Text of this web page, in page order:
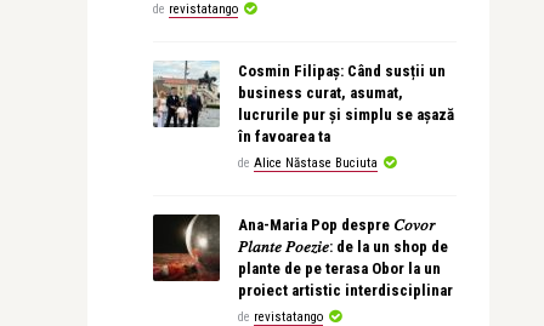
de revistatango
Cosmin Filipaș: Când susții un
business curat, asumat,
lucrurile pur și simplu se așază
în favoarea ta
de Alice Năstase Buciuta
Ana-Maria Pop despre 𝐶𝑜𝑣𝑜𝑟
𝑃𝑙𝑎𝑛𝑡𝑒 𝑃𝑜𝑒𝑧𝑖𝑒: de la un shop de
plante de pe terasa Obor la un
proiect artistic interdisciplinar
de revistatango